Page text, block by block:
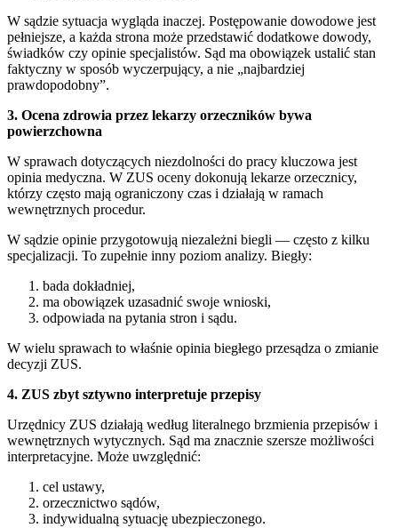
W sądzie sytuacja wygląda inaczej. Postępowanie dowodowe jest
pełniejsze, a każda strona może przedstawić dodatkowe dowody,
świadków czy opinie specjalistów. Sąd ma obowiązek ustalić stan
faktyczny w sposób wyczerpujący, a nie „najbardziej
prawdopodobny”.
3. Ocena zdrowia przez lekarzy orzeczników bywa
powierzchowna
W sprawach dotyczących niezdolności do pracy kluczowa jest
opinia medyczna. W ZUS oceny dokonują lekarze orzecznicy,
którzy często mają ograniczony czas i działają w ramach
wewnętrznych procedur.
W sądzie opinie przygotowują niezależni biegli — często z kilku
specjalizacji. To zupełnie inny poziom analizy. Biegły:
bada dokładniej,
ma obowiązek uzasadnić swoje wnioski,
odpowiada na pytania stron i sądu.
W wielu sprawach to właśnie opinia biegłego przesądza o zmianie
decyzji ZUS.
4. ZUS zbyt sztywno interpretuje przepisy
Urzędnicy ZUS działają według literalnego brzmienia przepisów i
wewnętrznych wytycznych. Sąd ma znacznie szersze możliwości
interpretacyjne. Może uwzględnić:
cel ustawy,
orzecznictwo sądów,
indywidualną sytuację ubezpieczonego.